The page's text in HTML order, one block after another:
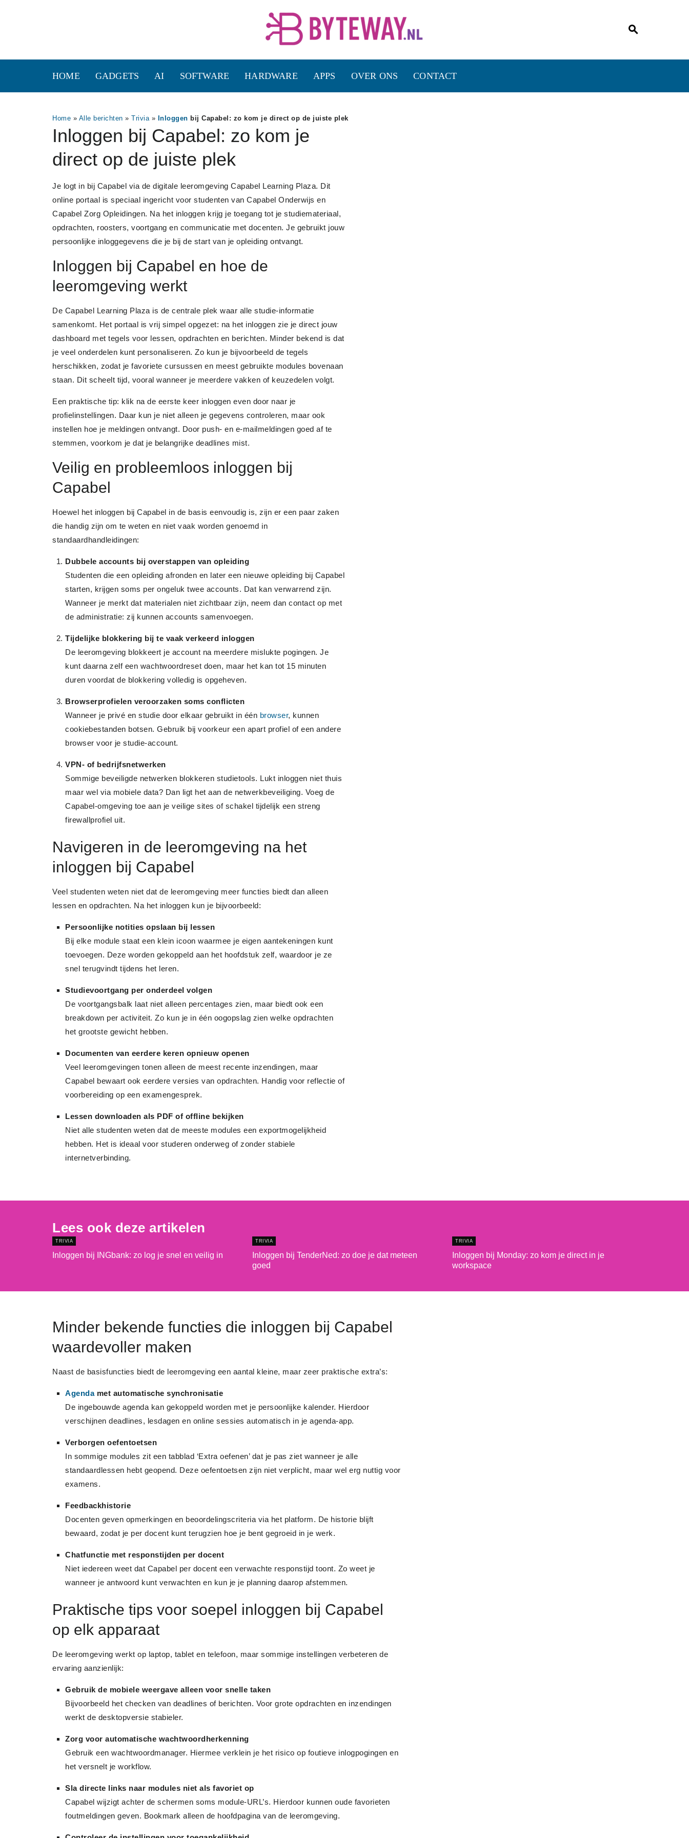
HOME GADGETS AI SOFTWARE HARDWARE APPS OVER ONS CONTACT
Home » Alle berichten » Trivia» Inloggen bij Capabel: zo kom je direct op de juiste plek
Inloggen bij Capabel: zo kom je
direct op de juiste plek
Je logt in bij Capabel via de digitale leeromgeving Capabel Learning Plaza. Dit
online portaal is speciaal ingericht voor studenten van Capabel Onderwijs en
Capabel Zorg Opleidingen. Na het inloggen krijg je toegang tot je studiemateriaal,
opdrachten, roosters, voortgang en communicatie met docenten. Je gebruikt jouw
persoonlijke inloggegevens die je bij de start van je opleiding ontvangt.
Inloggen bij Capabel en hoe de
leeromgeving werkt
De Capabel Learning Plaza is de centrale plek waar alle studie-informatie
samenkomt. Het portaal is vrij simpel opgezet: na het inloggen zie je direct jouw
dashboard met tegels voor lessen, opdrachten en berichten. Minder bekend is dat
je veel onderdelen kunt personaliseren. Zo kun je bijvoorbeeld de tegels
herschikken, zodat je favoriete cursussen en meest gebruikte modules bovenaan
staan. Dit scheelt tijd, vooral wanneer je meerdere vakken of keuzedelen volgt.
Een praktische tip: klik na de eerste keer inloggen even door naar je
profielinstellingen. Daar kun je niet alleen je gegevens controleren, maar ook
instellen hoe je meldingen ontvangt. Door push- en e-mailmeldingen goed af te
stemmen, voorkom je dat je belangrijke deadlines mist.
Veilig en probleemloos inloggen bij
Capabel
Hoewel het inloggen bij Capabel in de basis eenvoudig is, zijn er een paar zaken
die handig zijn om te weten en niet vaak worden genoemd in
standaardhandleidingen:
Dubbele accounts bij overstappen van opleiding
Studenten die een opleiding afronden en later een nieuwe opleiding bij Capabel
starten, krijgen soms per ongeluk twee accounts. Dat kan verwarrend zijn.
Wanneer je merkt dat materialen niet zichtbaar zijn, neem dan contact op met
de administratie: zij kunnen accounts samenvoegen.
Tijdelijke blokkering bij te vaak verkeerd inloggen
De leeromgeving blokkeert je account na meerdere mislukte pogingen. Je
kunt daarna zelf een wachtwoordreset doen, maar het kan tot 15 minuten
duren voordat de blokkering volledig is opgeheven.
Browserprofielen veroorzaken soms conflicten
Wanneer je privé en studie door elkaar gebruikt in één browser, kunnen
cookiebestanden botsen. Gebruik bij voorkeur een apart profiel of een andere
browser voor je studie-account.
VPN- of bedrijfsnetwerken
Sommige beveiligde netwerken blokkeren studietools. Lukt inloggen niet thuis
maar wel via mobiele data? Dan ligt het aan de netwerkbeveiliging. Voeg de
Capabel-omgeving toe aan je veilige sites of schakel tijdelijk een streng
firewallprofiel uit.
Navigeren in de leeromgeving na het
inloggen bij Capabel
Veel studenten weten niet dat de leeromgeving meer functies biedt dan alleen
lessen en opdrachten. Na het inloggen kun je bijvoorbeeld:
Persoonlijke notities opslaan bij lessen
Bij elke module staat een klein icoon waarmee je eigen aantekeningen kunt
toevoegen. Deze worden gekoppeld aan het hoofdstuk zelf, waardoor je ze
snel terugvindt tijdens het leren.
Studievoortgang per onderdeel volgen
De voortgangsbalk laat niet alleen percentages zien, maar biedt ook een
breakdown per activiteit. Zo kun je in één oogopslag zien welke opdrachten
het grootste gewicht hebben.
Documenten van eerdere keren opnieuw openen
Veel leeromgevingen tonen alleen de meest recente inzendingen, maar
Capabel bewaart ook eerdere versies van opdrachten. Handig voor reflectie of
voorbereiding op een examengesprek.
Lessen downloaden als PDF of offline bekijken
Niet alle studenten weten dat de meeste modules een exportmogelijkheid
hebben. Het is ideaal voor studeren onderweg of zonder stabiele
internetverbinding.
Lees ook deze artikelen
TRIVIA
Inloggen bij INGbank: zo log je snel en veilig in
TRIVIA
Inloggen bij TenderNed: zo doe je dat meteen
goed
TRIVIA
Inloggen bij Monday: zo kom je direct in je
workspace
Minder bekende functies die inloggen bij Capabel
waardevoller maken
Naast de basisfuncties biedt de leeromgeving een aantal kleine, maar zeer praktische extra’s:
Agendamet automatische synchronisatie
De ingebouwde agenda kan gekoppeld worden met je persoonlijke kalender. Hierdoor
verschijnen deadlines, lesdagen en online sessies automatisch in je agenda-app.
Verborgen oefentoetsen
In sommige modules zit een tabblad ‘Extra oefenen’ dat je pas ziet wanneer je alle
standaardlessen hebt geopend. Deze oefentoetsen zijn niet verplicht, maar wel erg nuttig voor
examens.
Feedbackhistorie
Docenten geven opmerkingen en beoordelingscriteria via het platform. De historie blijft
bewaard, zodat je per docent kunt terugzien hoe je bent gegroeid in je werk.
Chatfunctie met responstijden per docent
Niet iedereen weet dat Capabel per docent een verwachte responstijd toont. Zo weet je
wanneer je antwoord kunt verwachten en kun je je planning daarop afstemmen.
Praktische tips voor soepel inloggen bij Capabel
op elk apparaat
De leeromgeving werkt op laptop, tablet en telefoon, maar sommige instellingen verbeteren de
ervaring aanzienlijk:
Gebruik de mobiele weergave alleen voor snelle taken
Bijvoorbeeld het checken van deadlines of berichten. Voor grote opdrachten en inzendingen
werkt de desktopversie stabieler.
Zorg voor automatische wachtwoordherkenning
Gebruik een wachtwoordmanager. Hiermee verklein je het risico op foutieve inlogpogingen en
het versnelt je workflow.
Sla directe links naar modules niet als favoriet op
Capabel wijzigt achter de schermen soms module-URL’s. Hierdoor kunnen oude favorieten
foutmeldingen geven. Bookmark alleen de hoofdpagina van de leeromgeving.